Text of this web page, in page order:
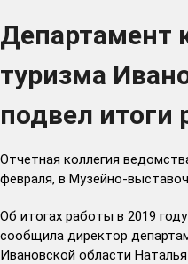
Департамент
туризма
подвел итоги
Отчетная коллегия
февраля, в Музейно-
Об итогах работы в 2019
сообщила директор
Ивановской области